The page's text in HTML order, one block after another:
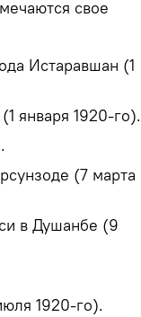
свое
Истаравшан (1
января 1920-го).
(7 марта
в Душанбе (9
1920-го).